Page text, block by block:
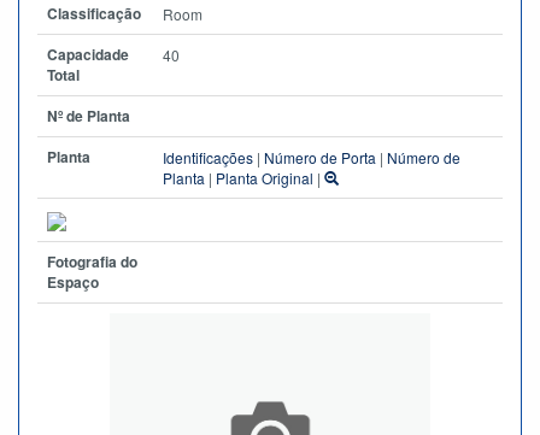
Classificação Room
Capacidade
Total
40
Nº de Planta
Planta
Identificações | Número de Porta | Número de
Planta | Planta Original |
Fotografia do
Espaço